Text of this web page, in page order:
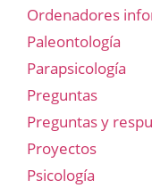
Ordenadores
Paleontología
Parapsicología
Preguntas
Preguntas y
Proyectos
Psicología